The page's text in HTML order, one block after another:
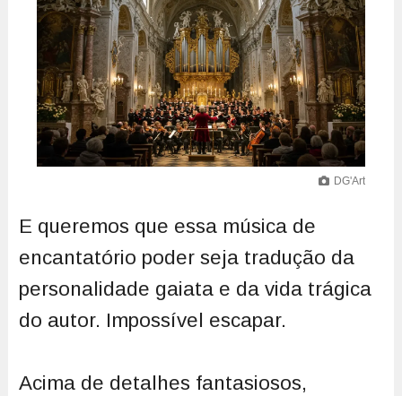
DG'Art
E queremos que essa música de
encantatório poder seja tradução da
personalidade gaiata e da vida trágica
do autor. Impossível escapar.
Acima de detalhes fantasiosos,